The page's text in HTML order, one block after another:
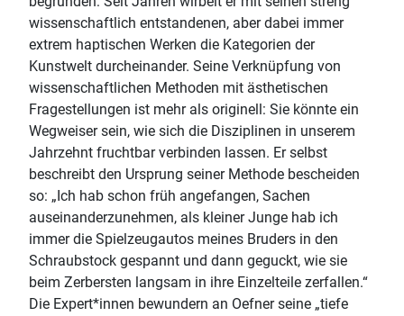
wissenschaftlich entstandenen, aber dabei immer
extrem haptischen Werken die Kategorien der
Kunstwelt durcheinander. Seine Verknüpfung von
wissenschaftlichen Methoden mit ästhetischen
Fragestellungen ist mehr als originell: Sie könnte ein
Wegweiser sein, wie sich die Disziplinen in unserem
Jahrzehnt fruchtbar verbinden lassen. Er selbst
beschreibt den Ursprung seiner Methode bescheiden
so: „Ich hab schon früh angefangen, Sachen
auseinanderzunehmen, als kleiner Junge hab ich
immer die Spielzeugautos meines Bruders in den
Schraubstock gespannt und dann geguckt, wie sie
beim Zerbersten langsam in ihre Einzelteile zerfallen.“
Die Expert*innen bewundern an Oefner seine „tiefe